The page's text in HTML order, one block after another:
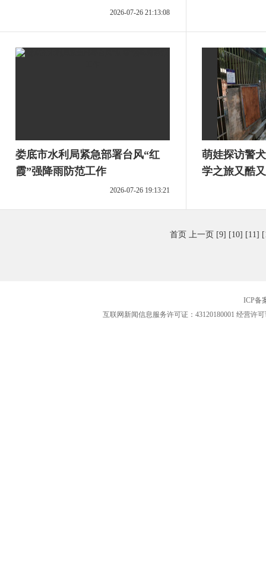
2026-07-26 21:13:08
娄底市水利局紧急部署台风“红
霞”强降雨防范工作
2026-07-26 19:13:21
萌娃探访警
学之旅又酷
首页 上一页 [9] [10] [11]
ICP备
互联网新闻信息服务许可证：43120180001 经营许可